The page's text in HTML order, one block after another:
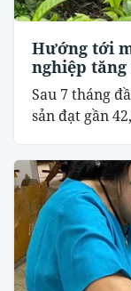
Hướng tới
nghiệp
Sau 7 tháng
sản đạt gần